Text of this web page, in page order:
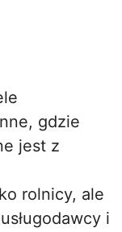
gdzie
jest z
rolnicy, ale
i